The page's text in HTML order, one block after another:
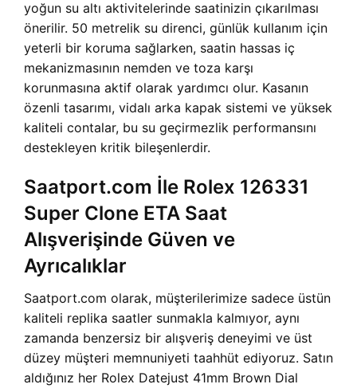
yoğun su altı aktivitelerinde saatinizin çıkarılması
önerilir. 50 metrelik su direnci, günlük kullanım için
yeterli bir koruma sağlarken, saatin hassas iç
mekanizmasının nemden ve toza karşı
korunmasına aktif olarak yardımcı olur. Kasanın
özenli tasarımı, vidalı arka kapak sistemi ve yüksek
kaliteli contalar, bu su geçirmezlik performansını
destekleyen kritik bileşenlerdir.
Saatport.com İle Rolex 126331
Super Clone ETA Saat
Alışverişinde Güven ve
Ayrıcalıklar
Saatport.com olarak, müşterilerimize sadece üstün
kaliteli replika saatler sunmakla kalmıyor, aynı
zamanda benzersiz bir alışveriş deneyimi ve üst
düzey müşteri memnuniyeti taahhüt ediyoruz. Satın
aldığınız her Rolex Datejust 41mm Brown Dial